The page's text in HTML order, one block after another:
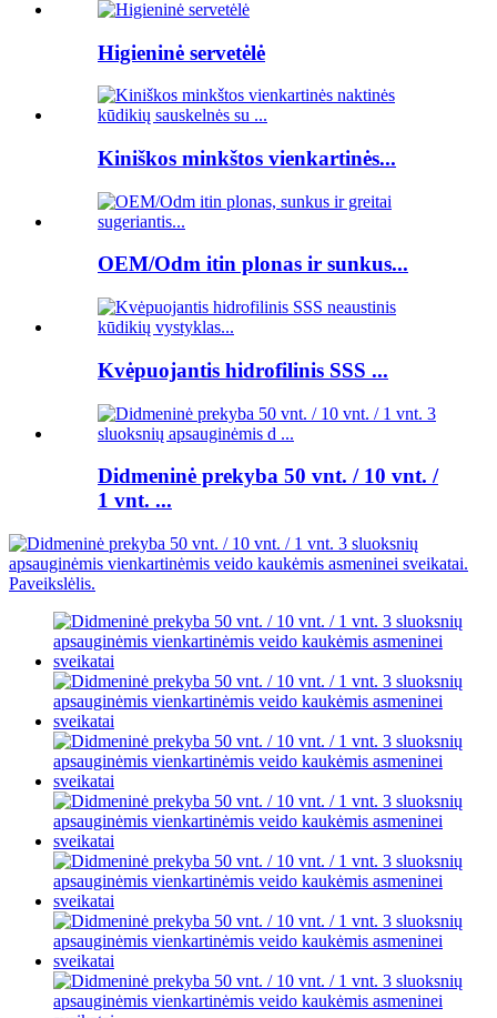
Higieninė servetėlė
Kiniškos minkštos vienkartinės...
OEM/Odm itin plonas ir sunkus...
Kvėpuojantis hidrofilinis SSS ...
Didmeninė prekyba 50 vnt. / 10 vnt. /
1 ​​vnt. ...